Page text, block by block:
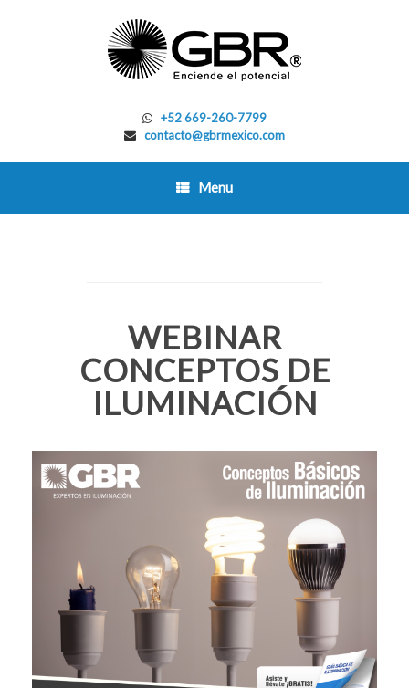
+52 669-260-7799
contacto@gbrmexico.com
Menu
WEBINAR
CONCEPTOS DE
ILUMINACIÓN